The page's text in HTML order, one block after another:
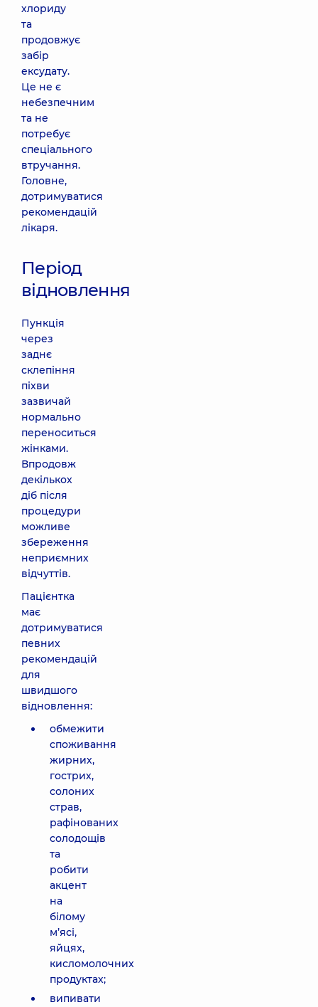
хлориду
та
продовжує
забір
ексудату.
Це не є
небезпечним
та не
потребує
спеціального
втручання.
Головне,
дотримуватися
рекомендацій
лікаря.
Період
відновлення
Пункція
через
заднє
склепіння
піхви
зазвичай
нормально
переноситься
жінками.
Впродовж
декількох
діб після
процедури
можливе
збереження
неприємних
відчуттів.
Пацієнтка
має
дотримуватися
певних
рекомендацій
для
швидшого
відновлення:
обмежити
споживання
жирних,
гострих,
солоних
страв,
рафінованих
солодощів
та
робити
акцент
на
білому
м’ясі,
яйцях,
кисломолочних
продуктах;
випивати